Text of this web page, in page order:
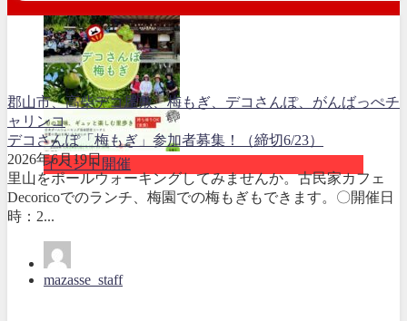
イベント開催
郡山市、高柴デコ屋敷、梅もぎ、デコさんぽ、がんばっぺチ
ャリンコ
デコさんぽ「梅もぎ」参加者募集！（締切6/23）
2026年6月19日
里山をポールウォーキングしてみませんか。古民家カフェ
Decoricoでのランチ、梅園での梅もぎもできます。〇開催日
時：2...
mazasse_staff